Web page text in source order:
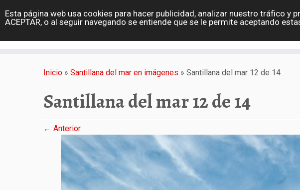
diarioviajero.es Portada Eslovaquia
Inicio » Santillana del mar en imágenes » Santillana del mar 12 de 14
Santillana del mar 12 de 14
← Anterior
Esta página web usa cookies para hacer publicidad, analizar nuestro tráfico y
ACEPTAR, o al seguir navegando se entiende que se le permite aceptando